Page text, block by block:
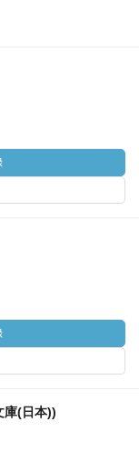
庫(日本))